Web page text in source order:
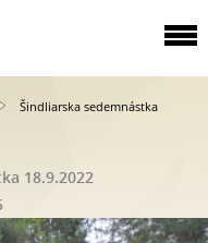
Šindliarska sedemnástka
18.9.2022